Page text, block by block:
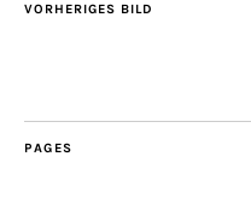
VORHERIGES BILD
PAGES